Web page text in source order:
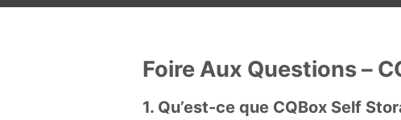
Foire Aux Questions –
1. Qu’est-ce que CQBox Self